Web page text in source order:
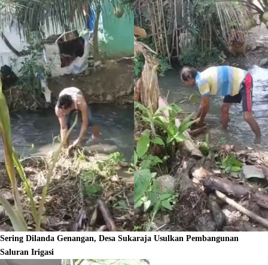
Sering Dilanda Genangan, Desa Sukaraja Usulkan Pembangunan
Saluran Irigasi